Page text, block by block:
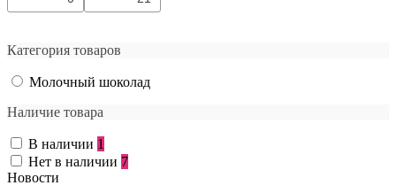
Категория товаров
Молочный шоколад
Наличие товара
В наличии 1
Нет в наличии 7
Новости